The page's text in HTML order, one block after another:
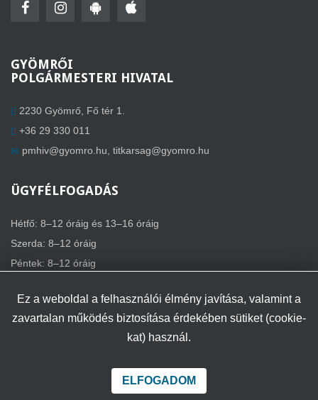
GYÖMRŐI
POLGÁRMESTERI HIVATAL
2230 Gyömrő, Fő tér 1.
+36 29 330 011
pmhiv@gyomro.hu titkarsag@gyomro.hu
ÜGYFÉLFOGADÁS
Hétfő: 8–12 óráig és 13–16 óráig
Szerda: 8–12 óráig
Péntek: 8–12 óráig
Oldaltérkép
Ez a weboldal a felhasználói élmény javítása, valamint a
zavartalan működés biztosítása érdekében sütiket (cookie-
kat) használ.
ELFOGADOM